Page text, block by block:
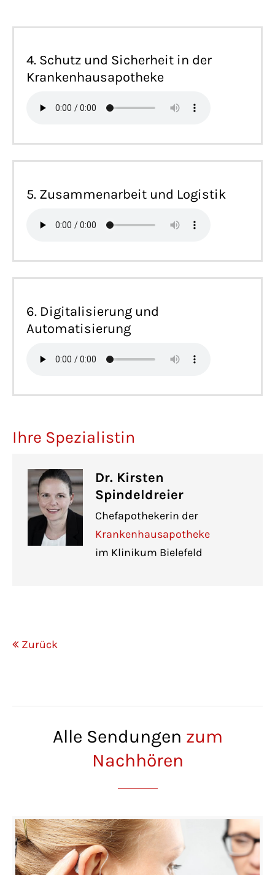
4. Schutz und Sicherheit in der
Krankenhausapotheke
5. Zusammenarbeit und Logistik
6. Digitalisierung und
Automatisierung
Ihre Spezialistin
Dr. Kirsten
Spindeldreier
Chefapothekerin der
Krankenhausapotheke
im Klinikum Bielefeld
Zurück
Alle Sendungen zum
Nachhören